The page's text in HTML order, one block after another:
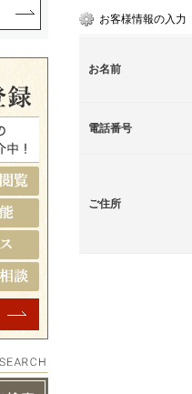
お客様情報の入力
お名前
電話番号
ご住所